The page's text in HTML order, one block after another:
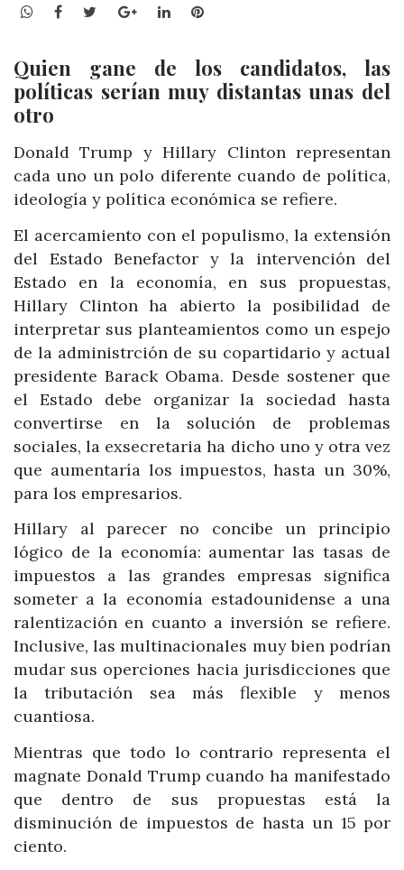
WhatsApp
Facebook
TwitterGoogle+LinkedInPinterest
Quien gane de los candidatos, las
políticas serían muy distantas unas del
otro
Donald Trump y Hillary Clinton representan
cada uno un polo diferente cuando de política,
ideología y política económica se refiere.
El acercamiento con el populismo, la extensión
del Estado Benefactor y la intervención del
Estado en la economía, en sus propuestas,
Hillary Clinton ha abierto la posibilidad de
interpretar sus planteamientos como un espejo
de la administrción de su copartidario y actual
presidente Barack Obama. Desde sostener que
el Estado debe organizar la sociedad hasta
convertirse en la solución de problemas
sociales, la exsecretaria ha dicho uno y otra vez
que aumentaría los impuestos, hasta un 30%,
para los empresarios.
Hillary al parecer no concibe un principio
lógico de la economía: aumentar las tasas de
impuestos a las grandes empresas significa
someter a la economía estadounidense a una
ralentización en cuanto a inversión se refiere.
Inclusive, las multinacionales muy bien podrían
mudar sus operciones hacia jurisdicciones que
la tributación sea más flexible y menos
cuantiosa.
Mientras que todo lo contrario representa el
magnate Donald Trump cuando ha manifestado
que dentro de sus propuestas está la
disminución de impuestos de hasta un 15 por
ciento.